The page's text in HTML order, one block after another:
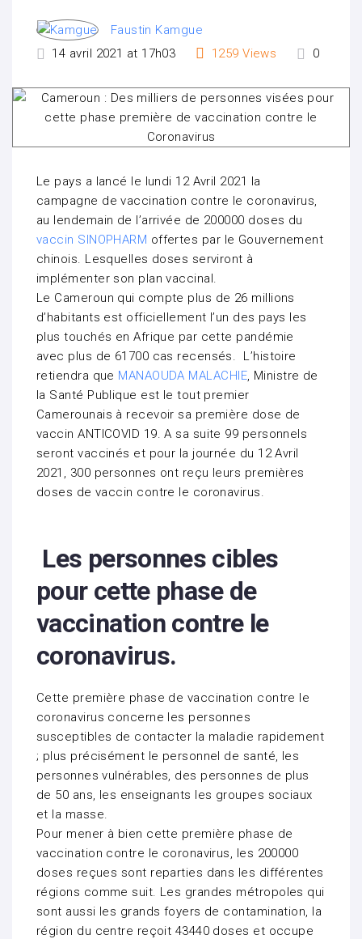
Faustin Kamgue
14 avril 2021 at 17h03
1259 Views 0
Le pays a lancé le lundi 12 Avril 2021 la
campagne de vaccination contre le coronavirus,
au lendemain de l’arrivée de 200000 doses du
vaccin SINOPHARM offertes par le Gouvernement
chinois. Lesquelles doses serviront à
implémenter son plan vaccinal.
Le Cameroun qui compte plus de 26 millions
d’habitants est officiellement l’un des pays les
plus touchés en Afrique par cette pandémie
avec plus de 61700 cas recensés. L’histoire
retiendra que MANAOUDA MALACHIE, Ministre de
la Santé Publique est le tout premier
Camerounais à recevoir sa première dose de
vaccin ANTICOVID 19. A sa suite 99 personnels
seront vaccinés et pour la journée du 12 Avril
2021, 300 personnes ont reçu leurs premières
doses de vaccin contre le coronavirus.
Les personnes cibles
pour cette phase de
vaccination contre le
coronavirus.
Cette première phase de vaccination contre le
coronavirus concerne les personnes
susceptibles de contacter la maladie rapidement
; plus précisément le personnel de santé, les
personnes vulnérables, des personnes de plus
de 50 ans, les enseignants les groupes sociaux
et la masse.
Pour mener à bien cette première phase de
vaccination contre le coronavirus, les 200000
doses reçues sont reparties dans les différentes
régions comme suit. Les grandes métropoles qui
sont aussi les grands foyers de contamination, la
région du centre reçoit 43440 doses et occupe